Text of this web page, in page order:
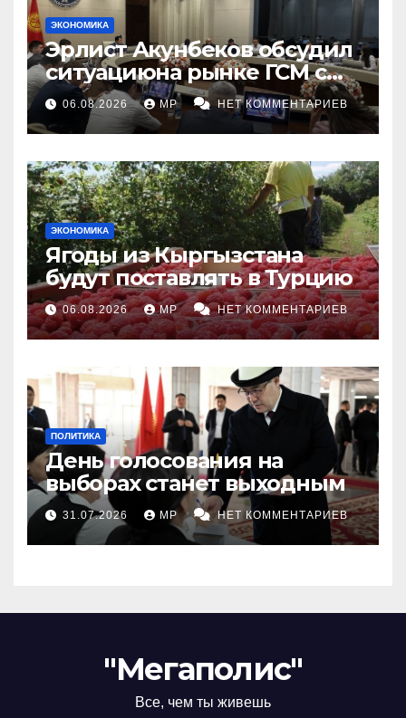
ЭКОНОМИКА
Эрлист Акунбеков обсудил
ситуациюна рынке ГСМ с
топливными компаниями
06.08.2026 MP НЕТ КОММЕНТАРИЕВ
ЭКОНОМИКА
Ягоды из Кыргызстана
будут поставлять в Турцию
06.08.2026 MP НЕТ КОММЕНТАРИЕВ
ПОЛИТИКА
День голосования на
выборах станет выходным
31.07.2026 MP НЕТ КОММЕНТАРИЕВ
"Мегаполис"
Все, чем ты живешь